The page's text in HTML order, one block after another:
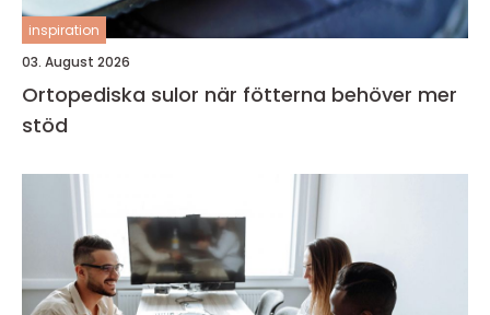
inspiration
03. August 2026
Ortopediska sulor när fötterna behöver mer
stöd